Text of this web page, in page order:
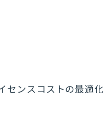
センスコストの最適化